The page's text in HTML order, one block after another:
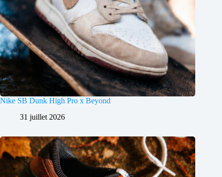
Nike SB Dunk High Pro x Beyond
31 juillet 2026